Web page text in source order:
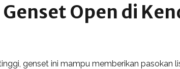
Open di
genset ini mampu memberikan